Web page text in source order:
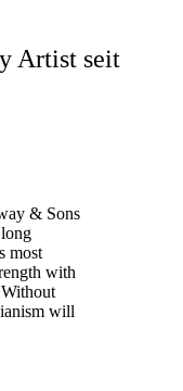
Artist seit
& Sons
most
with
will